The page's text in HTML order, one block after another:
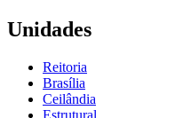
Unidades
Reitoria
Brasília
Ceilândia
Estrutural